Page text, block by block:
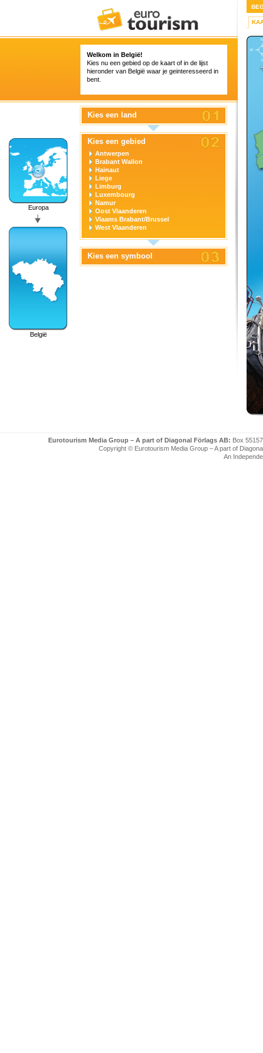
Welkom in België!
Kies nu een gebied op de kaart of in de lijst
hieronder van België waar je geinteresseerd in
bent.
Europa
België
Kies een land
Kies een gebied
Antwerpen
Brabant Wallon
Hainaut
Liege
Limburg
Luxembourg
Namur
Oost Vlaanderen
Vlaams Brabant/Brussel
West Vlaanderen
Kies een symbool
Eurotourism Media Group – A part of Diagonal Förlags AB: Box
Copyright © Eurotourism Media Group – A part of
An